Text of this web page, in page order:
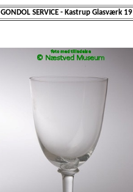
GONDOL SERVICE - Kastrup Glasværk